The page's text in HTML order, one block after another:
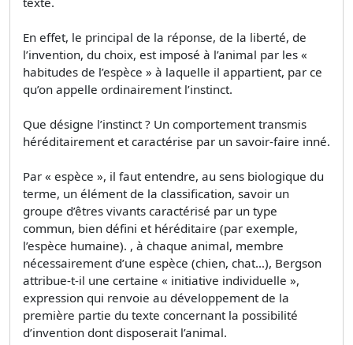
En effet, le principal de la réponse, de la liberté, de
l’invention, du choix, est imposé à l’animal par les «
habitudes de l’espèce » à laquelle il appartient, par ce
qu’on appelle ordinairement l’instinct.
Que désigne l’instinct ? Un comportement transmis
héréditairement et caractérise par un savoir-faire inné.
Par « espèce », il faut entendre, au sens biologique du
terme, un élément de la classification, savoir un
groupe d’êtres vivants caractérisé par un type
commun, bien défini et héréditaire (par exemple,
l’espèce humaine). , à chaque animal, membre
nécessairement d’une espèce (chien, chat…), Bergson
attribue-t-il une certaine « initiative individuelle »,
expression qui renvoie au développement de la
première partie du texte concernant la possibilité
d’invention dont disposerait l’animal.